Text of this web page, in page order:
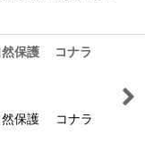
然保護 コナラ
然保護 コナラ